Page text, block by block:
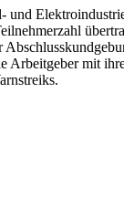
und
Arbeitgeber mit